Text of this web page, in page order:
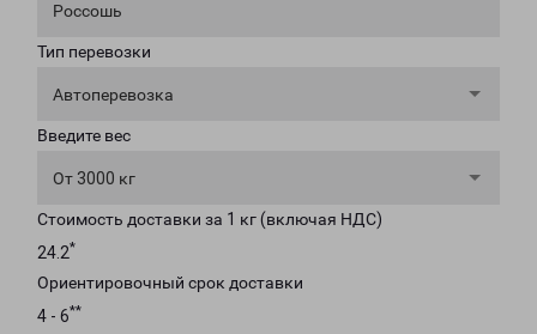
Россошь
Тип перевозки
Автоперевозка
Введите вес
От 3000 кг
Стоимость доставки за 1 кг (включая НДС)
24.2*
Ориентировочный срок доставки
4 - 6**